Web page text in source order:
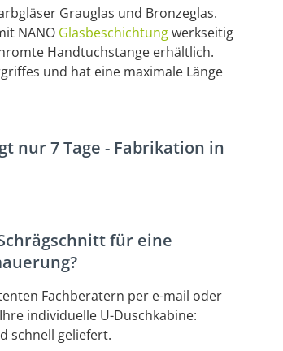
Grauglas und Bronzeglas.
NANO Glasbeschichtungwerkseitig
Handtuchstange erhältlich.
und hat eine maximale Länge
nur 7 Tage - Fabrikation in
für eine
Fachberatern per e-mail oder
individuelle U-Duschkabine:
schnell geliefert.